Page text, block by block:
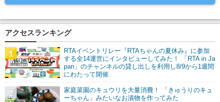
アクセスランキング
RTAイベントリレー『RTAちゃんの夏休み』に参加
する全14運営にインタビューしてみた！ 「RTA in Ja
pan」のチャンネルの貸し出しを利用し8/9から1週間
にわたって開催
1
家庭菜園のキュウリを大量消費！ 「きゅうりのキュ
ーちゃん」みたいなお漬物を作ってみた
2